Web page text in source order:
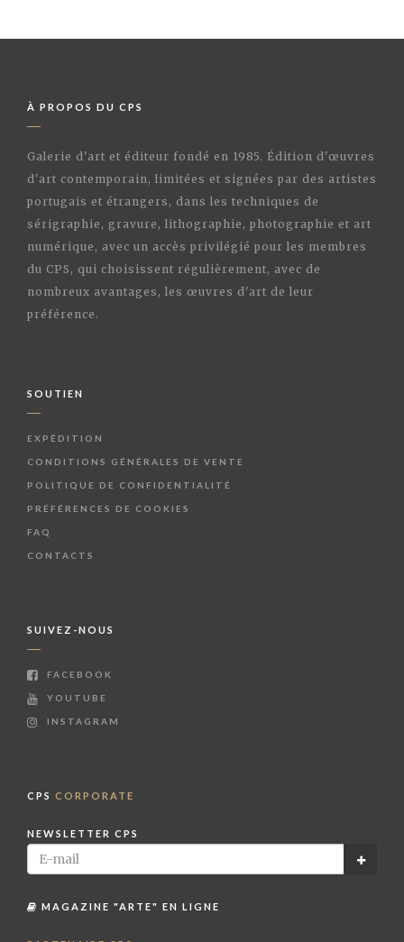
À PROPOS DU CPS
Galerie d'art et éditeur fondé en 1985. Édition d'œuvres
d'art contemporain, limitées et signées par des artistes
portugais et étrangers, dans les techniques de
sérigraphie, gravure, lithographie, photographie et art
numérique, avec un accès privilégié pour les membres
du CPS, qui choisissent régulièrement, avec de
nombreux avantages, les œuvres d'art de leur
préférence.
SOUTIEN
EXPÉDITION
CONDITIONS GÉNÉRALES DE VENTE
POLITIQUE DE CONFIDENTIALITÉ
PRÉFÉRENCES DE COOKIES
FAQ
CONTACTS
SUIVEZ-NOUS
FACEBOOK
YOUTUBE
INSTAGRAM
CPS CORPORATE
NEWSLETTER CPS
MAGAZINE "ARTE" EN LIGNE